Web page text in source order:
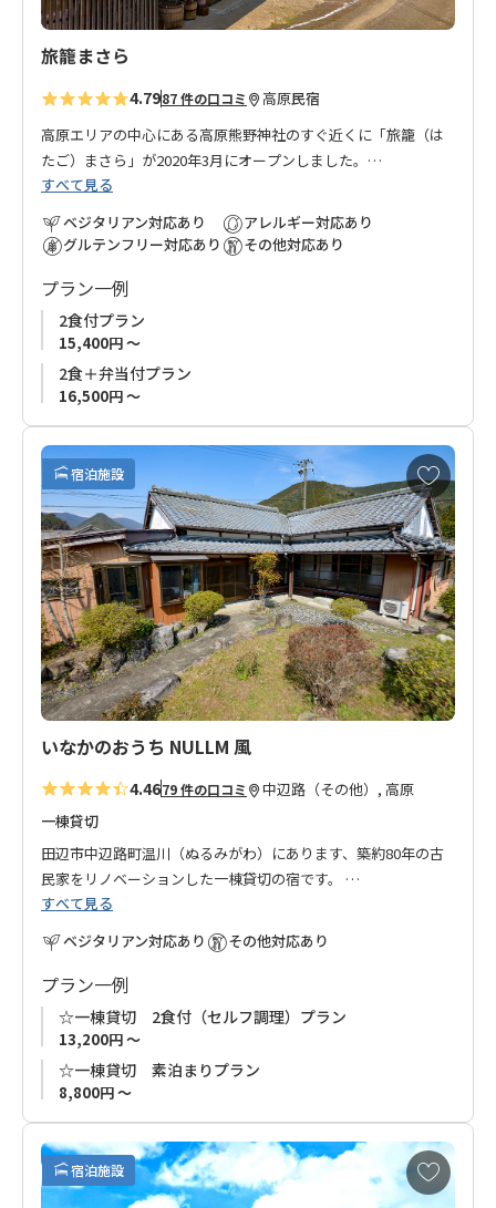
旅籠まさら
4.7987 件の口コミ 高原民宿
高原エリアの中心にある高原熊野神社のすぐ近くに「旅籠（は
たご）まさら」が2020年3月にオープンしました。
滝尻王子から熊野古道を歩くこと約２時間のところにある高原
は、今も熊野古道の宿場町、休憩の場所として旅人や巡礼者で
賑わっています。
築60年の古民家を改装し、昔ながらの和の雰囲気を残しながら
居心地のよい空間が作りあげられています。
棚田と熊野の山々を眺めながら、現代の旅籠を体験してみてく
ださい。
気さくな日本人のオーナーと優しいフランス人の奥様が皆さま
すべて見る
ベジタリアン対応あり
グルテンフリー対応あり
アレルギー対応あり
その他対応あり
プラン一例
2食付プラン
15,400円 ～
2食＋弁当付プラン
16,500円 ～
宿泊施設
お
気
に
入
り
に
追
加
いなかのおうち NULLM 風
4.4679 件の口コミ
中辺路（その他）, 高原
一棟貸切
田辺市中辺路町温川（ぬるみがわ）にあります、築約80年の古
民家をリノベーションした一棟貸切の宿です。
一棟貸切ですので、気兼ねなく、お友達同士やご家族でのご利
用にぴったりなお宿です。
高原(展望台)・道の駅熊野古道(牛馬童子)・近露(近露王子)から
のお迎え、翌朝(8:30～10:00)は滝尻～継桜王子の区間でご指定
の場所までの送迎も対応可能です。
すべて見る
ベジタリアン対応あり
その他対応あり
プラン一例
☆一棟貸切 2食付（セルフ調理）プラン
13,200円 ～
☆一棟貸切 素泊まりプラン
8,800円 ～
宿泊施設
お
気